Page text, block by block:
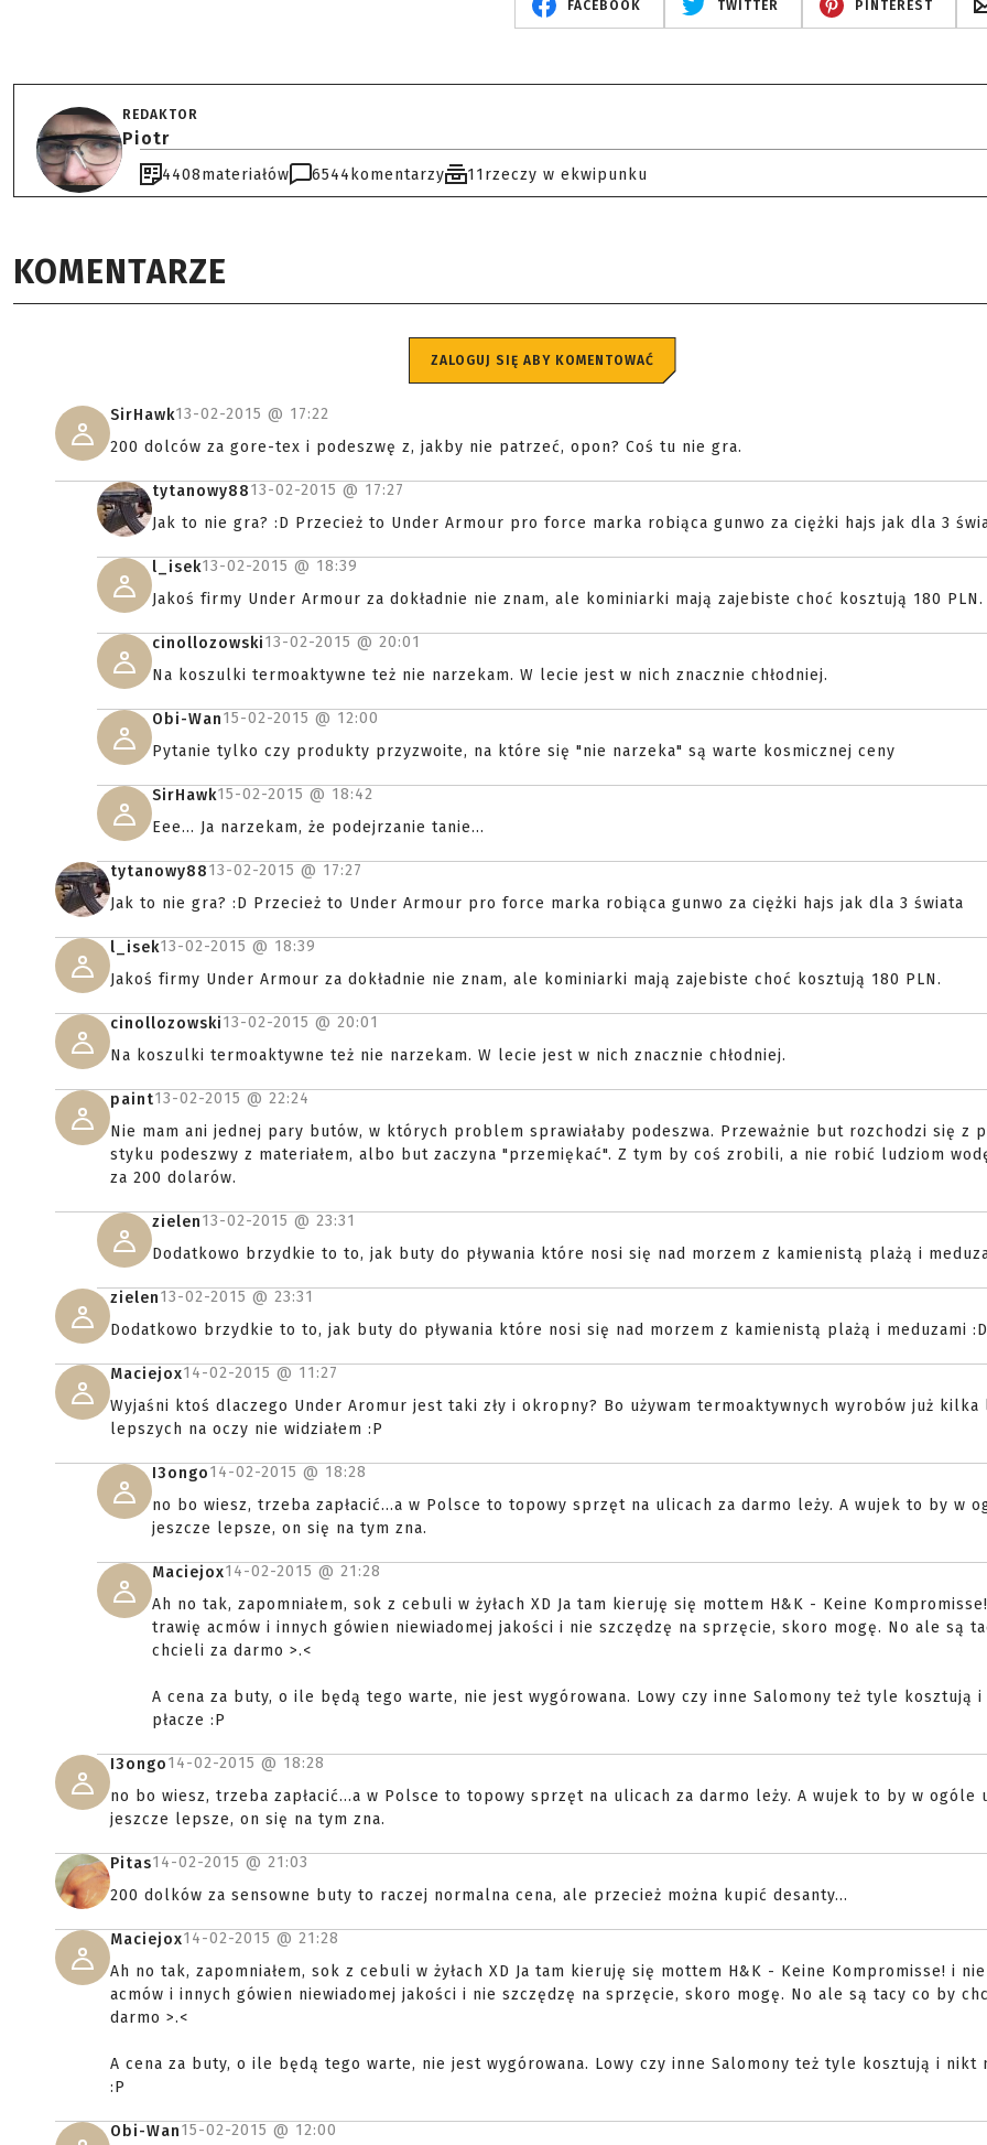
FACEBOOK TWITTER PINTEREST
REDAKTOR
Piotr
4408materiałów 6544 komentarzy 11rzeczy w ekwipunku
KOMENTARZE
ZALOGUJ SIĘ ABY KOMENTOWAĆ
SirHawk13-02-2015 @ 17:22
200 dolców za gore-tex i podeszwę z, jakby nie patrzeć, opon? Coś tu nie gra.
tytanowy8813-02-2015 @ 17:27
Jak to nie gra? :D Przecież to Under Armour pro force marka robiąca gunwo za ciężki hajs jak dla 3
l_isek13-02-2015 @ 18:39
Jakoś firmy Under Armour za dokładnie nie znam, ale kominiarki mają zajebiste choć kosztują 180 PLN.
cinollozowski13-02-2015 @ 20:01
Na koszulki termoaktywne też nie narzekam. W lecie jest w nich znacznie chłodniej.
Obi-Wan15-02-2015 @ 12:00
Pytanie tylko czy produkty przyzwoite, na które się "nie narzeka" są warte kosmicznej ceny
SirHawk15-02-2015 @ 18:42
Eee... Ja narzekam, że podejrzanie tanie...
tytanowy8813-02-2015 @ 17:27
Jak to nie gra? :D Przecież to Under Armour pro force marka robiąca gunwo za ciężki hajs jak dla 3 świata
l_isek13-02-2015 @ 18:39
Jakoś firmy Under Armour za dokładnie nie znam, ale kominiarki mają zajebiste choć kosztują 180 PLN.
cinollozowski13-02-2015 @ 20:01
Na koszulki termoaktywne też nie narzekam. W lecie jest w nich znacznie chłodniej.
paint13-02-2015 @ 22:24
Nie mam ani jednej pary butów, w których problem sprawiałaby podeszwa. Przeważnie but rozchodzi się z
styku podeszwy z materiałem, albo but zaczyna "przemiękać". Z tym by coś zrobili, a nie robić ludziom
za 200 dolarów.
zielen13-02-2015 @ 23:31
Dodatkowo brzydkie to to, jak buty do pływania które nosi się nad morzem z kamienistą plażą i
zielen13-02-2015 @ 23:31
Dodatkowo brzydkie to to, jak buty do pływania które nosi się nad morzem z kamienistą plażą i meduzami :D
Maciejox14-02-2015 @ 11:27
Wyjaśni ktoś dlaczego Under Aromur jest taki zły i okropny? Bo używam termoaktywnych wyrobów już kilka
lepszych na oczy nie widziałem :P
I3ongo14-02-2015 @ 18:28
no bo wiesz, trzeba zapłacić...a w Polsce to topowy sprzęt na ulicach za darmo leży. A wujek to by w
jeszcze lepsze, on się na tym zna.
Maciejox14-02-2015 @ 21:28
Ah no tak, zapomniałem, sok z cebuli w żyłach XD Ja tam kieruję się mottem H&K - Keine
trawię acmów i innych gówien niewiadomej jakości i nie szczędzę na sprzęcie, skoro mogę. No ale są
chcieli za darmo >.<
A cena za buty, o ile będą tego warte, nie jest wygórowana. Lowy czy inne Salomony też tyle kosztują
płacze :P
I3ongo14-02-2015 @ 18:28
no bo wiesz, trzeba zapłacić...a w Polsce to topowy sprzęt na ulicach za darmo leży. A wujek to by w ogóle
jeszcze lepsze, on się na tym zna.
Pitas14-02-2015 @ 21:03
200 dolków za sensowne buty to raczej normalna cena, ale przecież można kupić desanty...
Maciejox14-02-2015 @ 21:28
Ah no tak, zapomniałem, sok z cebuli w żyłach XD Ja tam kieruję się mottem H&K - Keine Kompromisse! i
acmów i innych gówien niewiadomej jakości i nie szczędzę na sprzęcie, skoro mogę. No ale są tacy co by
darmo >.<
A cena za buty, o ile będą tego warte, nie jest wygórowana. Lowy czy inne Salomony też tyle kosztują i nikt
:P
Obi-Wan15-02-2015 @ 12:00